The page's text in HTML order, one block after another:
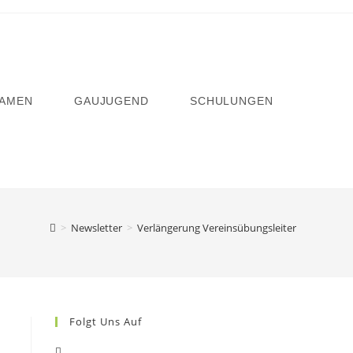
GAUJUGEND SCHULUNGEN
> Newsletter > Verlängerung Vereinsübungsleiter
Folgt Uns Auf